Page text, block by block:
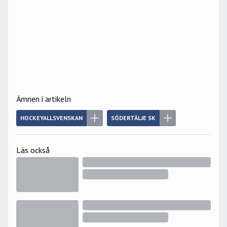
Ämnen i artikeln
HOCKEYALLSVENSKAN SÖDERTÄLJE SK
Läs också